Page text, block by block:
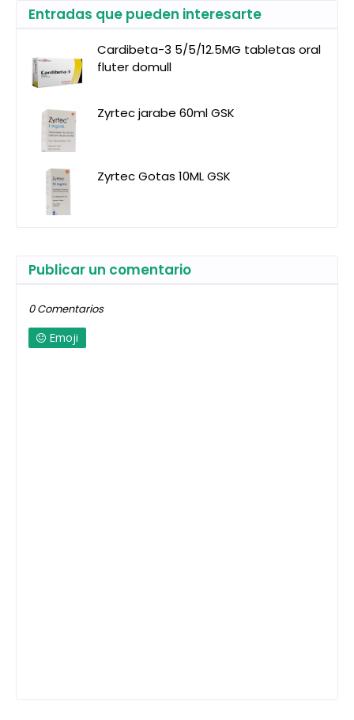
Entradas que pueden interesarte
Cardibeta-3 5/5/12.5MG tabletas oral
fluter domull
Zyrtec jarabe 60ml GSK
Zyrtec Gotas 10ML GSK
Publicar un comentario
0 Comentarios
Emoji